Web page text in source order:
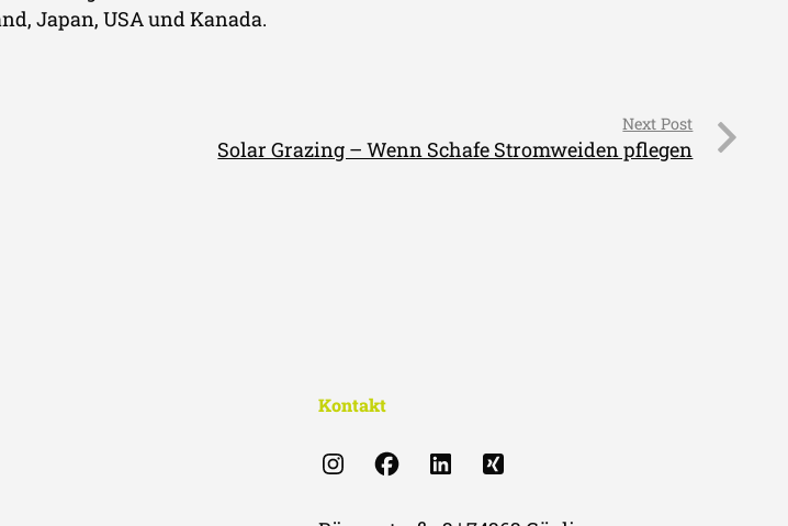
Japan, USA und Kanada.
Next Post
Solar Grazing – Wenn Schafe Stromweiden pflegen
Kontakt